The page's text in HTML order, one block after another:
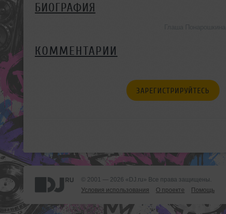
БИОГРАФИЯ
КОММЕНТАРИИ
ЗАРЕГИСТРИРУЙТЕСЬ
© 2001 — 2026 «DJ.ru» Все права защищены.
Условия использования
О проекте Помощь